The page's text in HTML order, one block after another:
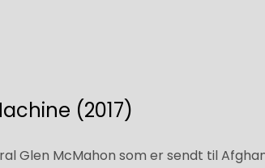
(2017)
Glen McMahon som er sendt til